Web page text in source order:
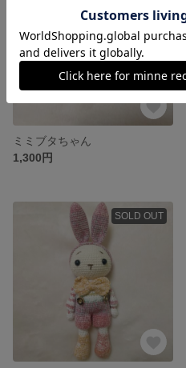
ミミブタちゃん
1,300円
SOLD OUT